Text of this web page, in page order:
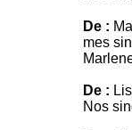
De :
mes
De :
Nos